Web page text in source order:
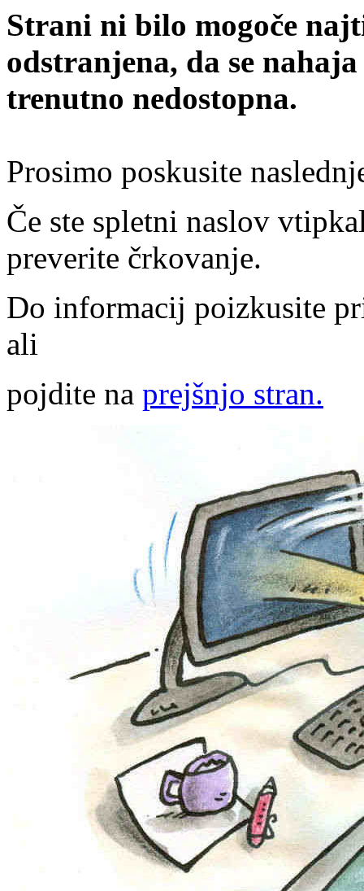
Strani ni bilo mogoče
odstranjena, da se
trenutno nedostopna.
Prosimo poskusite
Če ste spletni naslov
preverite črkovanje.
Do informacij poizkusite
ali
pojdite na prejšnjo stran.